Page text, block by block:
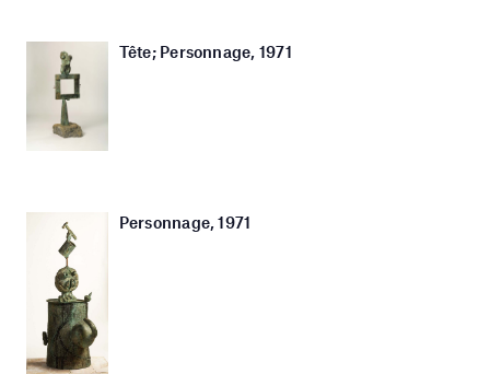
Tête; Personnage, 1971
Personnage, 1971